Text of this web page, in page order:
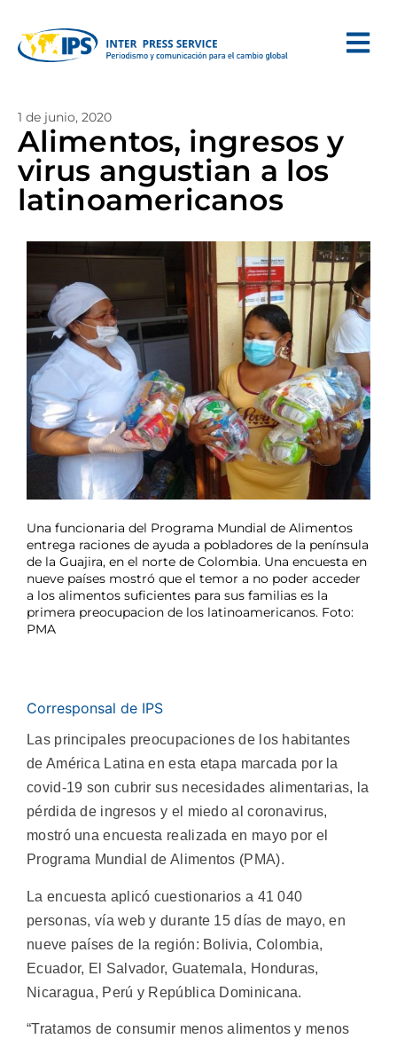
1 de junio, 2020
Alimentos, ingresos y
virus angustian a los
latinoamericanos
Una funcionaria del Programa Mundial de Alimentos
entrega raciones de ayuda a pobladores de la península
de la Guajira, en el norte de Colombia. Una encuesta en
nueve países mostró que el temor a no poder acceder
a los alimentos suficientes para sus familias es la
primera preocupacion de los latinoamericanos. Foto:
PMA
Corresponsal de IPS
Las principales preocupaciones de los habitantes
de América Latina en esta etapa marcada por la
covid-19 son cubrir sus necesidades alimentarias, la
pérdida de ingresos y el miedo al coronavirus,
mostró una encuesta realizada en mayo por el
Programa Mundial de Alimentos (PMA).
La encuesta aplicó cuestionarios a 41 040
personas, vía web y durante 15 días de mayo, en
nueve países de la región: Bolivia, Colombia,
Ecuador, El Salvador, Guatemala, Honduras,
Nicaragua, Perú y República Dominicana.
“Tratamos de consumir menos alimentos y menos